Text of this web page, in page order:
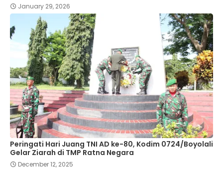
January 29, 2026
Peringati Hari Juang TNI AD ke-80, Kodim 0724/Boyolali
Gelar Ziarah di TMP Ratna Negara
December 12, 2025